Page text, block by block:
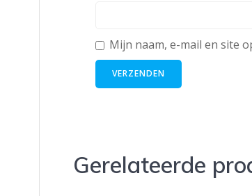
Mijn naam, e-mail en site
Gerelateerde